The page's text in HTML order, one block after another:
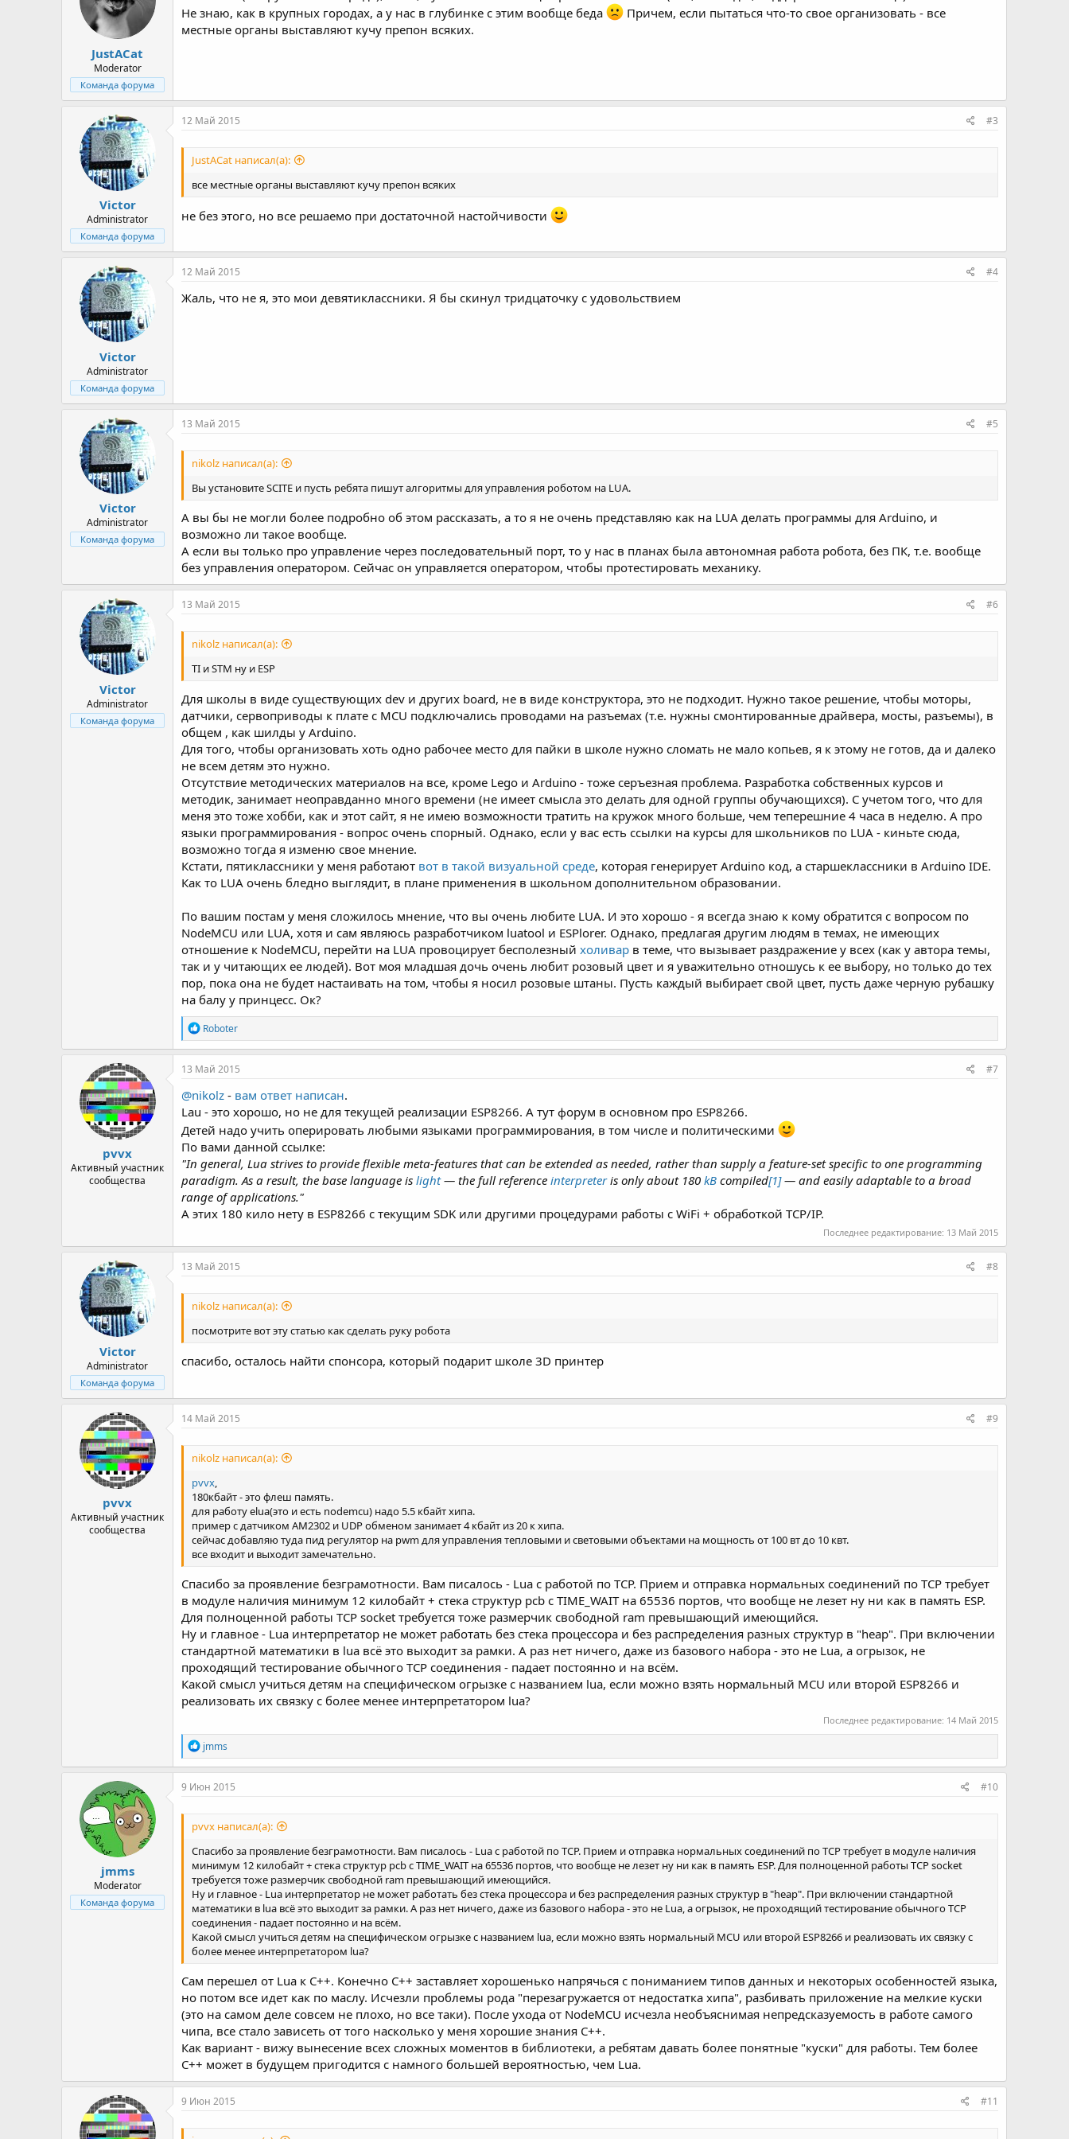
и
:
JustACat
Moderator
Команда форума
Не знаю, как в крупных городах, а у нас в глубинке с этим вообще беда
Причем, если пытаться что-то свое организовать - все
местные органы выставляют кучу препон всяких.
Victor
Administrator
Команда форума
12 Май 2015 #3
JustACat написал(а):
все местные органы выставляют кучу препон всяких
не без этого, но все решаемо при достаточной настойчивости
Victor
Administrator
Команда форума
12 Май 2015 #4
Жаль, что не я, это мои девятиклассники. Я бы скинул тридцаточку с удовольствием
Victor
Administrator
Команда форума
13 Май 2015 #5
nikolz написал(а):
Вы установите SCITE и пусть ребята пишут алгоритмы для управления роботом на LUA.
А вы бы не могли более подробно об этом рассказать, а то я не очень представляю как на LUA делать программы для Arduino, и
возможно ли такое вообще.
А если вы только про управление через последовательный порт, то у нас в планах была автономная работа робота, без ПК, т.е. вообще
без управления оператором. Сейчас он управляется оператором, чтобы протестировать механику.
Victor
Administrator
Команда форума
13 Май 2015 #6
nikolz написал(а):
TI и STM ну и ESP
Для школы в виде существующих dev и других board, не в виде конструктора, это не подходит. Нужно такое решение, чтобы моторы,
датчики, сервоприводы к плате с MCU подключались проводами на разъемах (т.е. нужны смонтированные драйвера, мосты, разъемы), в
общем , как шилды у Arduino.
Для того, чтобы организовать хоть одно рабочее место для пайки в школе нужно сломать не мало копьев, я к этому не готов, да и далеко
не всем детям это нужно.
Отсутствие методических материалов на все, кроме Lego и Arduino - тоже серъезная проблема. Разработка собственных курсов и
методик, занимает неоправданно много времени (не имеет смысла это делать для одной группы обучающихся). С учетом того, что для
меня это тоже хобби, как и этот сайт, я не имею возможности тратить на кружок много больше, чем теперешние 4 часа в неделю. А про
языки программирования - вопрос очень спорный. Однако, если у вас есть ссылки на курсы для школьников по LUA - киньте сюда,
возможно тогда я изменю свое мнение.
Кстати, пятиклассники у меня работают вот в такой визуальной среде, которая генерирует Arduino код, а старшеклассники в Arduino IDE.
Как то LUA очень бледно выглядит, в плане применения в школьном дополнительном образовании.
По вашим постам у меня сложилось мнение, что вы очень любите LUA. И это хорошо - я всегда знаю к кому обратится с вопросом по
NodeMCU или LUA, хотя и сам являюсь разработчиком luatool и ESPlorer. Однако, предлагая другим людям в темах, не имеющих
отношение к NodeMCU, перейти на LUA провоцирует бесполезныйхоливар в теме, что вызывает раздражение у всех (как у автора темы,
так и у читающих ее людей). Вот моя младшая дочь очень любит розовый цвет и я уважительно отношусь к ее выбору, но только до тех
пор, пока она не будет настаивать на том, чтобы я носил розовые штаны. Пусть каждый выбирает свой цвет, пусть даже черную рубашку
на балу у принцесс. Ок?
Р
е
а
к
и
и
:
Roboter
pvvx
Активный участник
сообщества
13 Май 2015 #7
@nikolz - вам ответ написан.
Lau - это хорошо, но не для текущей реализации ESP8266. А тут форум в основном про ESP8266.
Детей надо учить оперировать любыми языками программирования, в том числе и политическими
По вами данной ссылке:
"In general, Lua strives to provide flexible meta-features that can be extended as needed, rather than supply a feature-set specific to one programming
paradigm. As a result, the base language islight— the full referenceinterpreteris only about 180kB compiled[1]— and easily adaptable to a broad
range of applications."
А этих 180 кило нету в ESP8266 с текущим SDK или другими процедурами работы с WiFi + обработкой TCP/IP.
Последнее редактирование: 13 Май 2015
Victor
Administrator
Команда форума
13 Май 2015 #8
nikolz написал(а):
посмотрите вот эту статью как сделать руку робота
спасибо, осталось найти спонсора, который подарит школе 3D принтер
pvvx
Активный участник
сообщества
14 Май 2015 #9
nikolz написал(а):
pvvx,
180кбайт - это флеш память.
для работу elua(это и есть nodemcu) надо 5.5 кбайт хипа.
пример с датчиком AM2302 и UDP обменом занимает 4 кбайт из 20 к хипа.
сейчас добавляю туда пид регулятор на pwm для управления тепловыми и световыми объектами на мощность от 100 вт до 10 квт.
все входит и выходит замечательно.
Спасибо за проявление безграмотности. Вам писалось - Lua с работой по TCP. Прием и отправка нормальных соединений по TCP требует
в модуле наличия минимум 12 килобайт + стека структур pcb c TIME_WAIT на 65536 портов, что вообще не лезет ну ни как в память ESP.
Для полноценной работы TCP socket требуется тоже размерчик свободной ram превышающий имеющийся.
Ну и главное - Lua интерпретатор не может работать без стека процессора и без распределения разных структур в "heap". При включении
стандартной математики в lua всё это выходит за рамки. А раз нет ничего, даже из базового набора - это не Lua, а огрызок, не
проходящий тестирование обычного TCP соединения - падает постоянно и на всём.
Какой смысл учиться детям на специфическом огрызке с названием lua, если можно взять нормальный MCU или второй ESP8266 и
реализовать их связку с более менее интерпретатором lua?
Последнее редактирование: 14 Май 2015
Р
е
а
к
jmms
jmms
Moderator
Команда форума
9 Июн 2015 #10
pvvx написал(а):
Спасибо за проявление безграмотности. Вам писалось - Lua с работой по TCP. Прием и отправка нормальных соединений по TCP требует в модуле наличия
минимум 12 килобайт + стека структур pcb c TIME_WAIT на 65536 портов, что вообще не лезет ну ни как в память ESP. Для полноценной работы TCP socket
требуется тоже размерчик свободной ram превышающий имеющийся.
Ну и главное - Lua интерпретатор не может работать без стека процессора и без распределения разных структур в "heap". При включении стандартной
математики в lua всё это выходит за рамки. А раз нет ничего, даже из базового набора - это не Lua, а огрызок, не проходящий тестирование обычного TCP
соединения - падает постоянно и на всём.
Какой смысл учиться детям на специфическом огрызке с названием lua, если можно взять нормальный MCU или второй ESP8266 и реализовать их связку с
более менее интерпретатором lua?
Сам перешел от Lua к C++. Конечно C++ заставляет хорошенько напрячься с пониманием типов данных и некоторых особенностей языка,
но потом все идет как по маслу. Исчезли проблемы рода "перезагружается от недостатка хипа", разбивать приложение на мелкие куски
(это на самом деле совсем не плохо, но все таки). После ухода от NodeMCU исчезла необъяснимая непредсказуемость в работе самого
чипа, все стало зависеть от того насколько у меня хорошие знания C++.
Как вариант - вижу вынесение всех сложных моментов в библиотеки, а ребятам давать более понятные "куски" для работы. Тем более
C++ может в будущем пригодится с намного большей вероятностью, чем Lua.
9 Июн 2015 #11